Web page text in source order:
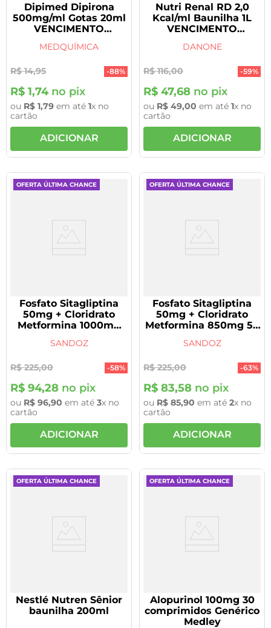
Dipimed Dipirona
500mg/ml Gotas 20ml
VENCIMENTO
30/09/2026
MEDQUÍMICA
R$ 14,95 -88%
R$ 1,74no pix
ou R$ 1,79 em até 1x no
cartão
ADICIONAR
Nutri Renal RD 2,0
Kcal/ml Baunilha 1L
VENCIMENTO
DANONE
R$ 116,00 -59%
R$ 47,68 no pix
ou R$ 49,00 em até 1x no
cartão
ADICIONAR
OFERTA ÚLTIMA CHANCE
Fosfato Sitagliptina
50mg + Cloridrato
Metformina 1000mg
Genérico Sandoz
30/09/2026
SANDOZ
R$ 225,00 -58%
R$ 94,28 no pix
ou R$ 96,90 em até 3x no
cartão
ADICIONAR
OFERTA ÚLTIMA CHANCE
Fosfato Sitagliptina
50mg + Cloridrato
Metformina 850mg 56
Sandoz vencimento
SANDOZ
R$ 225,00 -63%
R$ 83,58 no pix
ou R$ 85,90 em até 2x no
cartão
ADICIONAR
OFERTA ÚLTIMA CHANCE
Nestlé Nutren Sênior
baunilha 200ml
OFERTA ÚLTIMA CHANCE
Alopurinol 100mg 30
comprimidos Genérico
Medley